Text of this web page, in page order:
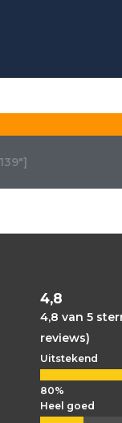
4,8
4,8 van 5
reviews)
Uitstekend
Heel goed